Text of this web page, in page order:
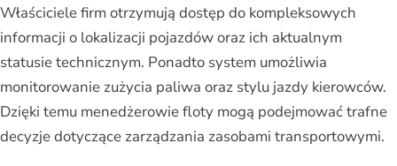
Właściciele firm otrzymują dostęp do kompleksowych
informacji o lokalizacji pojazdów oraz ich aktualnym
statusie technicznym. Ponadto system umożliwia
monitorowanie zużycia paliwa oraz stylu jazdy kierowców.
Dzięki temu menedżerowie floty mogą podejmować trafne
decyzje dotyczące zarządzania zasobami transportowymi.